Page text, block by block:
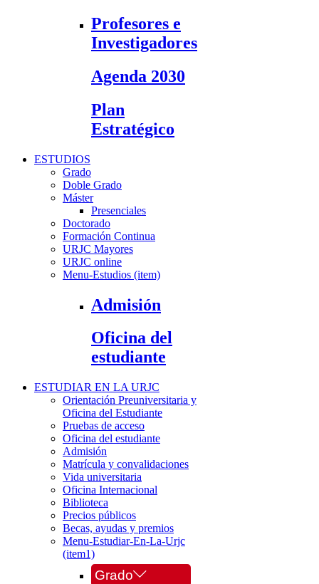
Profesores e
Investigadores
Agenda 2030
Plan
Estratégico
ESTUDIOS
Grado
Doble Grado
Máster
Presenciales
Doctorado
Formación Continua
URJC Mayores
URJC online
Menu-Estudios (item)
Admisión
Oficina del
estudiante
ESTUDIAR EN LA URJC
Orientación Preuniversitaria y
Oficina del Estudiante
Pruebas de acceso
Oficina del estudiante
Admisión
Matrícula y convalidaciones
Vida universitaria
Oficina Internacional
Biblioteca
Precios públicos
Becas, ayudas y premios
Menu-Estudiar-En-La-Urjc
(item1)
Grado